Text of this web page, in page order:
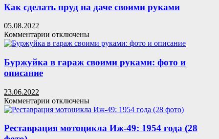
Как сделать пруд на даче своими руками
05.08.2022
Комментарии к
записи
сделать
пруд
руками
отключены
Буржуйка в гараж своими руками: фото и
описание
23.06.2022
Комментарии к
записи
в
отключены
Реставрация мотоцикла Иж-49: 1954 года (28